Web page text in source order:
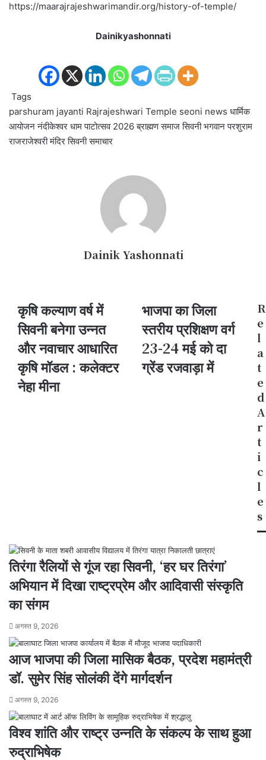
https://maarajrajeshwarimandir.org/history-of-temple/
Dainikyashonnati
Tags
parshuram jayanti Rajrajeshwari Temple seoni news धार्मिक
आयोजन नंदीकेश्वर धाम पाटोत्सव 2026 ब्राह्मण समाज सिवनी भगवान परशुराम
राजराजेश्वरी मंदिर सिवनी समाचार
Dainik Yashonnati
कृषि
कल्याण
वर्ष
में
सिवनी
बनेगा
उन्नत
और
कृषि कल्याण वर्ष में
सिवनी बनेगा उन्नत
और नवाचार आधारित
कृषि मॉडल : कलेक्टर
नेहा मीना
भाजपा
का
जिला
स्तरीय
प्रशिक्षण
वर्ग
भाजपा का जिला
स्तरीय प्रशिक्षण वर्ग
23-24 मई को दा
ग्रेंड रजवाड़ा में
R
e
l
a
t
e
d
A
r
t
i
c
l
e
s
तिरंगा रैलियों से गूंज रहा सिवनी, ‘हर घर तिरंगा’
अभियान में दिखा राष्ट्रप्रेम और आदिवासी संस्कृति
का संगम
अगस्त 9, 2026
आज भाजपा की जिला मासिक बैठक, प्रदेश महामंत्री
डॉ. सुमेर सिंह सोलंकी देंगे मार्गदर्शन
अगस्त 9, 2026
विश्व शांति और राष्ट्र उन्नति के संकल्प के साथ हुआ
रुद्राभिषेक